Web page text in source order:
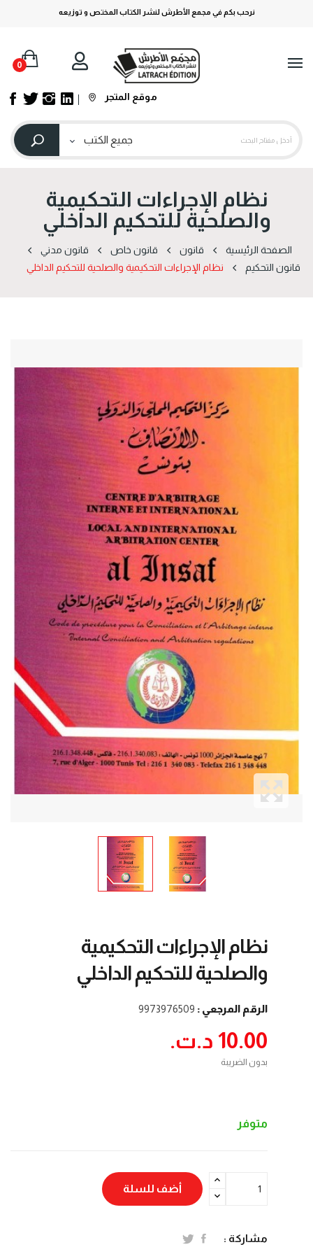
نرحب بكم في مجمع الأطرش لنشر الكتاب المختص و توزيعه
0
موقع المتجر
نظام الإجراءات التحكيمية
والصلحية للتحكيم الداخلي
الصفحة الرئيسية قانون قانون خاص
قانون مدني
قانون التحكيم
نظام الإجراءات التحكيمية والصلحية للتحكيم الداخلي
نظام الإجراءات التحكيمية
والصلحية للتحكيم الداخلي
الرقم المرجعي : 9973976509
10.00 د.ت.‏
بدون الضريبة
متوفر
أضف للسلة
مشاركة :